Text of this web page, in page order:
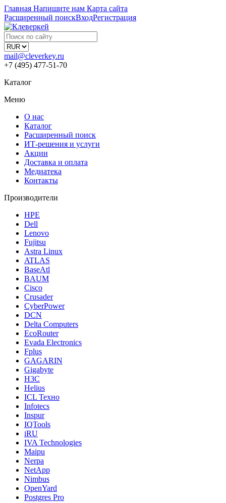
Главная Напишите нам Карта сайта
Расширенный поискВходРегистрация
mail@cleverkey.ru
+7 (495) 477-51-70
Каталог
Меню
О нас
Каталог
Расширенный поиск
ИТ-решения и услуги
Акции
Доставка и оплата
Медиатека
Контакты
Производители
HPE
Dell
Lenovo
Fujitsu
Astra Linux
ATLAS
BaseAtl
BAUM
Cisco
Crusader
CyberPower
DCN
Delta Computers
EcoRouter
Evada Electronics
Fplus
GAGARIN
Gigabyte
H3C
Helius
ICL Техно
Infotecs
Inspur
IQTools
iRU
IVA Technologies
Maipu
Nerpa
NetApp
Nimbus
OpenYard
Postgres Pro